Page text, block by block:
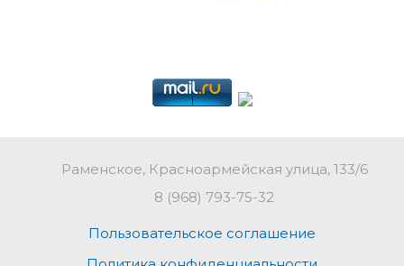
Раменское, Красноармейская улица, 133/6
8 (968) 793-75-32
Пользовательское соглашение